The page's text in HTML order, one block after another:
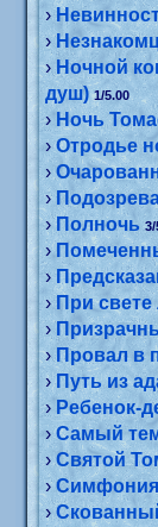
›
›
›Ночной
душ) 1/5.00
› Ночь
›Отродье
›
›
›Полночь
›
›
›При
›
›Провал в
›Путь из
› Ребенок-
›Самый
›Святой
›
›